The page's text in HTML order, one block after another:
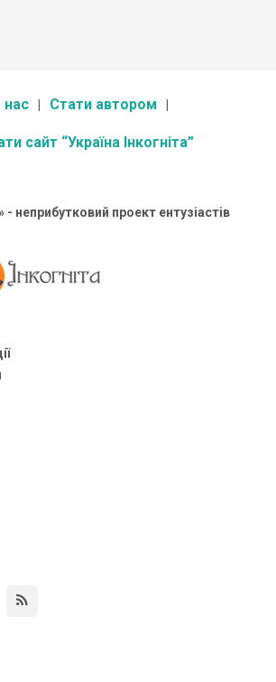
нас Стати автором
сайт “Україна Інкогніта”
- неприбутковий проект ентузіастів